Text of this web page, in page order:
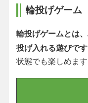
輪投げゲーム
輪投げゲームとは
投げ入れる遊びです
状態でも楽しめます